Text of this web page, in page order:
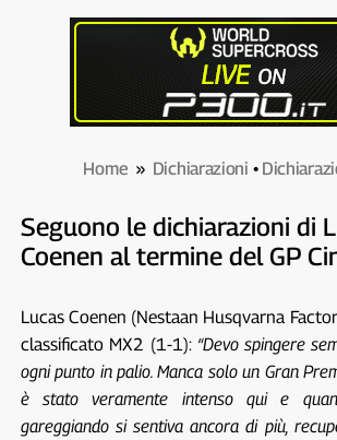
Home » Dichiarazioni •
Seguono le dichiarazioni di
Coenen al termine del GP
Lucas Coenen (Nestaan Husqvarna
classificato MX2 (1-1): “Devo spingere
ogni punto in palio. Manca solo un Gran
è stato veramente intenso qui e
gareggiando si sentiva ancora di più,